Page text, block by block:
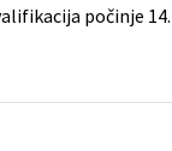
počinje 14.